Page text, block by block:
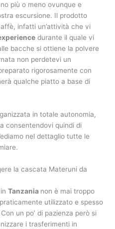
più o meno ovunque e
escursione. Il prodotto
infatti un’attività che vi
durante il quale vi
bacche si ottiene la polvere
non perdetevi un
rigorosamente con
qualche piatto a base di
in totale autonomia,
consentendovi quindi di
nel dettaglio tutte le
la cascata Materuni da
Tanzania non è mai troppo
utilizzato e spesso
un po’ di pazienza però si
i trasferimenti in